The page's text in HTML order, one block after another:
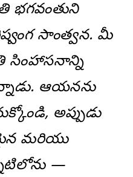
భగవంతుని
సాంత్వన. మీ
సింహాసనాన్ని
ఆయనను
అప్పుడు
మరియు
—